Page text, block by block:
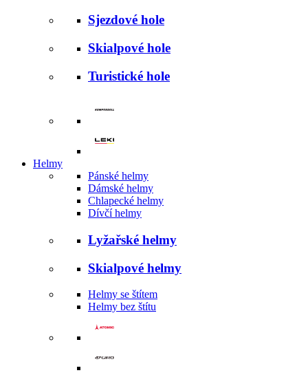
Sjezdové hole
Skialpové hole
Turistické hole
Helmy
Pánské helmy
Dámské helmy
Chlapecké helmy
Dívčí helmy
Lyžařské helmy
Skialpové helmy
Helmy se štítem
Helmy bez štítu